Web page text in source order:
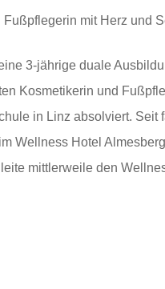
Fußpflegerin mit Herz und
3-jährige duale
Kosmetikerin und
in Linz absolviert. Seit
Wellness Hotel
mittlerweile den